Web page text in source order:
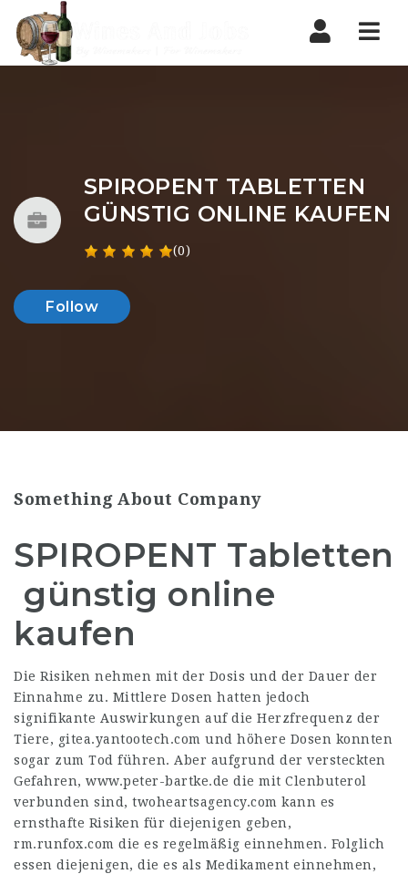
SPIROPENT TABLETTEN ️
GÜNSTIG ONLINE KAUFEN
(0)
Follow
Something About Company
SPIROPENT Tabletten
️ günstig online
kaufen
Die Risiken nehmen mit der Dosis und der Dauer der
Einnahme zu. Mittlere Dosen hatten jedoch
signifikante Auswirkungen auf die Herzfrequenz der
Tiere, gitea.yantootech.com und höhere Dosen konnten
sogar zum Tod führen. Aber aufgrund der versteckten
Gefahren, www.peter-bartke.de die mit Clenbuterol
verbunden sind, twoheartsagency.com kann es
ernsthafte Risiken für diejenigen geben,
rm.runfox.com die es regelmäßig einnehmen. Folglich
essen diejenigen, die es als Medikament einnehmen,